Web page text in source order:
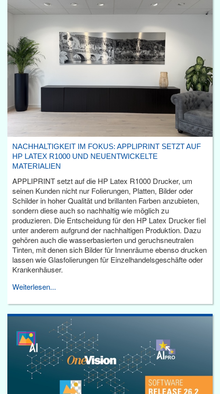
NACHHALTIGKEIT IM FOKUS: APPLIPRINT SETZT AUF
HP LATEX R1000 UND NEUENTWICKELTE
MATERIALIEN
APPLIPRINT setzt auf die HP Latex R1000 Drucker, um
seinen Kunden nicht nur Folierungen, Platten, Bilder oder
Schilder in hoher Qualität und brillanten Farben anzubieten,
sondern diese auch so nachhaltig wie möglich zu
produzieren. Die Entscheidung für den HP Latex Drucker fiel
unter anderem aufgrund der nachhaltigen Produktion. Dazu
gehören auch die wasserbasierten und geruchsneutralen
Tinten, mit denen sich Bilder für Innenräume ebenso drucken
lassen wie Glasfolierungen für Einzelhandelsgeschäfte oder
Krankenhäuser.
Weiterlesen...